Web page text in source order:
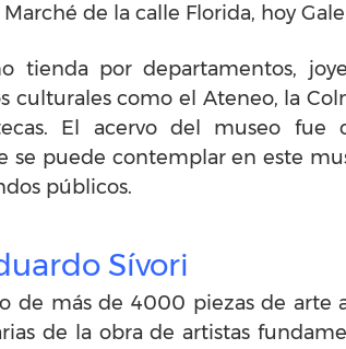
de la calle Florida,​ hoy
tienda por departamentos,
culturales como el Ateneo, la
El acervo del museo fue
se puede contemplar en este
públicos.
Sívori
de más de 4000 piezas de arte
de la obra de artistas